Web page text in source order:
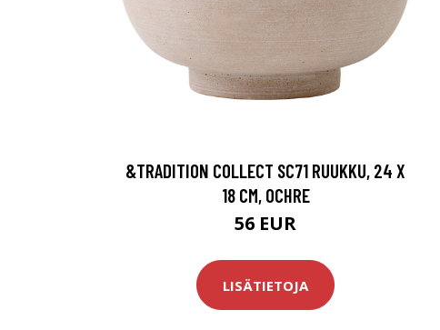
&TRADITION COLLECT SC71 RUUKKU, 24 X
18 CM, OCHRE
56 EUR
LISÄTIETOJA